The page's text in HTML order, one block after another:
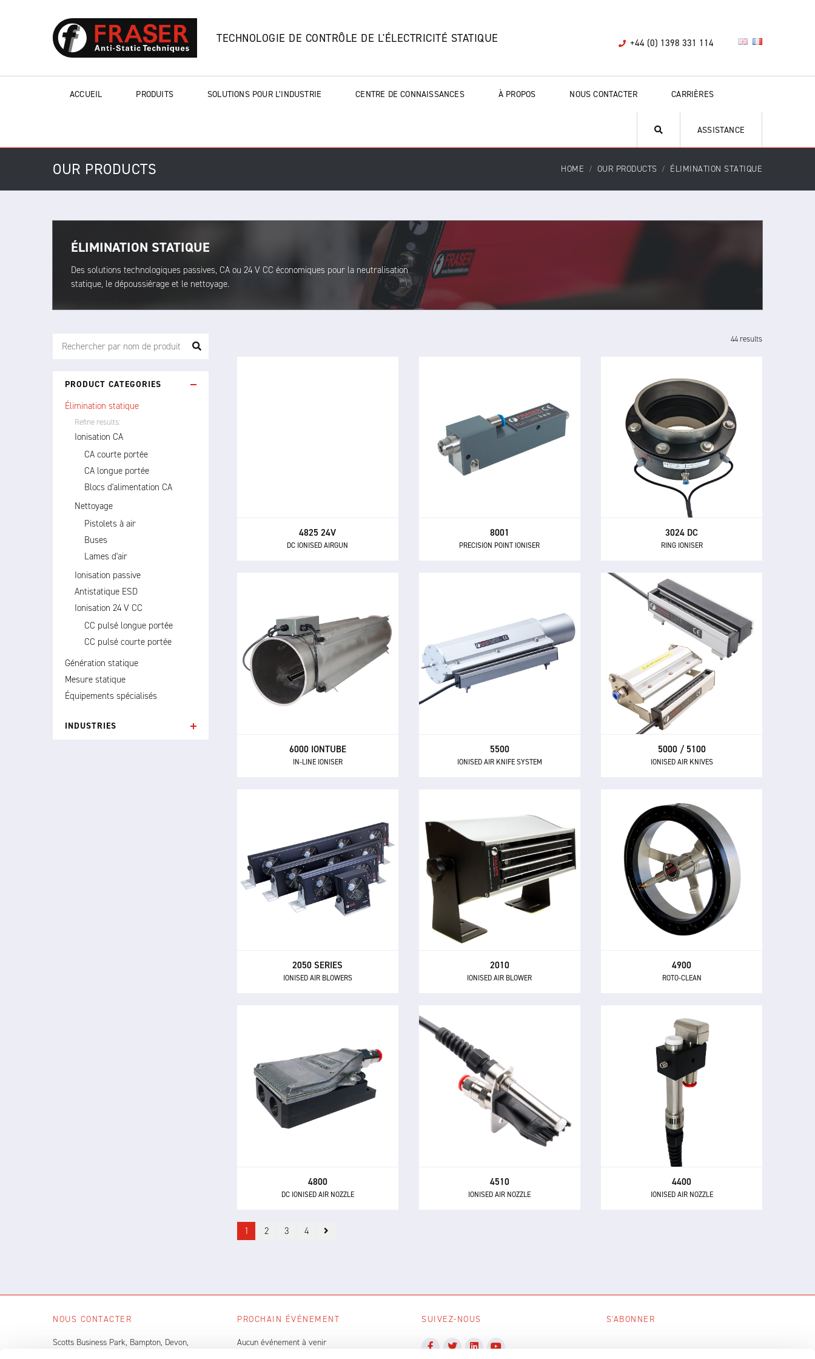
+44 (0) 1398 331 114
TECHNOLOGIE DE CONTRÔLE DE L'ÉLECTRICITÉ STATIQUE
ACCUEIL PRODUITS SOLUTIONS POUR L’INDUSTRIE CENTRE DE CONNAISSANCES À PROPOS NOUS CONTACTER CARRIÈRES
ASSISTANCE
OUR PRODUCTS HOME OUR PRODUCTS ÉLIMINATION STATIQUE
ÉLIMINATION STATIQUE
Des solutions technologiques passives, CA ou 24 V CC économiques pour la neutralisation
statique, le dépoussiérage et le nettoyage.
PRODUCT CATEGORIES
Élimination statique
Refine results:
Ionisation CA
CA courte portée
CA longue portée
Blocs d'alimentation CA
Nettoyage
Pistolets à air
Buses
Lames d'air
Ionisation passive
Antistatique ESD
Ionisation 24 V CC
CC pulsé longue portée
CC pulsé courte portée
Génération statique
Mesure statique
Équipements spécialisés
INDUSTRIES
44 results
4825 24V
DC IONISED AIRGUN
8001
PRECISION POINT IONISER
PRECISION POINT IONISER
L'ioniseur de précision ponctuel
8001 élimine l'électricité statique et
la contamination des petits objets, y
compris les composants et
3024 DC
RING IONISER
3024 DC
RING IONISER
Le ioniseur annulaire DC 3024 est
un éliminateur statique en ligne
compact pour neutraliser les
matériaux chargés dans les
systèmes de transport
pneumatique et les processus de
manipulation de polymères.
6000 IONTUBE
IN-LINE IONISER
IN-LINE IONISER
L'ioniseur en ligne 6000 Iontube est
conçu pour être intégré dans des
systèmes de transport
pneumatique afin de neutraliser
l'électricité statique générée dans
5500
IONISED AIR KNIFE SYSTEM
Le 5500 est un système de lame
d'air ionisé à ventilateur haute
performance pour la neutralisation
statique, l'élimination de la
poussière et le nettoyage des
5000 / 5100
IONISED AIR KNIVES
5000 / 5100
IONISED AIR KNIVES
Les lames d'air ionisé 5000 et 5100
produisent de l'air ionisé à grande
vitesse capable de neutraliser
l'électricité statique et d'éliminer les
contaminants.
2050 SERIES
IONISED AIR BLOWERS
2050 SERIES
IONISED AIR BLOWERS
La série 2050 est une gamme de
souffleurs d'air ionisé haute
spécification avec unité
d'alimentation et commandes
2010
IONISED AIR BLOWER
IONISED AIR BLOWER
Le souffleur d'air ionisé 2010 est un
éliminateur statique longue
distance avec une construction en
aluminium robuste et des
performances d'ionisation
puissantes.
4900
ROTO-CLEAN
4900
ROTO-CLEAN
Le 4900 Roto-Clean associe un
ioniseur circulaire avancé à des jets
d'air rotatifs à grande vitesse pour
créer un outil d'une efficacité unique
pour l'élimination de la poussière et
des contaminants des pièces
4800
DC IONISED AIR NOZZLE
DC IONISED AIR NOZZLE
Le compact 4800 est la buse à air
ionisé DC la plus puissante
disponible - aussi bien en termes de
performance d'ionisation que de
4510
IONISED AIR NOZZLE
4510
IONISED AIR NOZZLE
La buse à air ionisé 4510 produit un
jet d'air ionisé rapide, silencieux et
plat pour une neutralisation
statique et un nettoyage efficaces.
4400
IONISED AIR NOZZLE
4400
IONISED AIR NOZZLE
Le 4400 est un jet d'air ionisé
compact et très efficace composé
d'un ioniseur simple point 1260 et
d'une buse à air propriétaire,
montés dans un bloc métallique.
1 2 3 4
NOUS CONTACTER
Scotts Business Park, Bampton, Devon,
PROCHAIN ÉVÉNEMENT
Aucun événement à venir
SUIVEZ-NOUS S'ABONNER